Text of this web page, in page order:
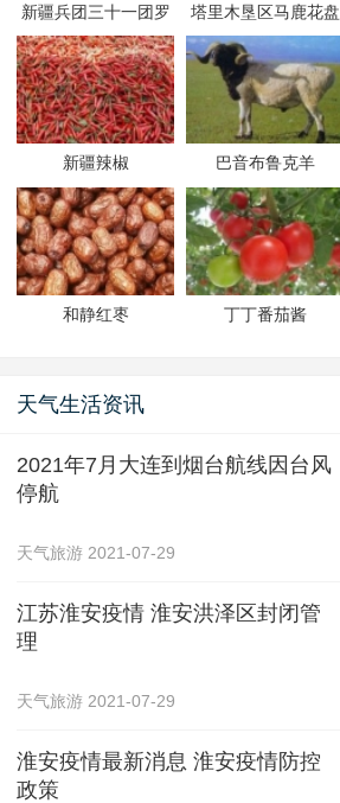
新疆兵团三十一团罗
布麻
塔里木垦区马鹿花盘
新疆辣椒 巴音布鲁克羊
和静红枣 丁丁番茄酱
天气生活资讯
2021年7月大连到烟台航线因台风
停航
天气旅游 2021-07-29
江苏淮安疫情 淮安洪泽区封闭管
理
天气旅游 2021-07-29
淮安疫情最新消息 淮安疫情防控
政策